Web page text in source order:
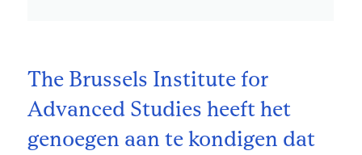
The Brussels Institute for
Advanced Studies heeft het
genoegen aan te kondigen dat